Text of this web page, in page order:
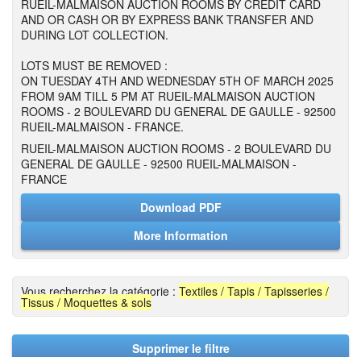
RUEIL-MALMAISON AUCTION ROOMS BY CREDIT CARD
AND OR CASH OR BY EXPRESS BANK TRANSFER AND
DURING LOT COLLECTION.
LOTS MUST BE REMOVED :
ON TUESDAY 4TH AND WEDNESDAY 5TH OF MARCH 2025
FROM 9AM TILL 5 PM AT RUEIL-MALMAISON AUCTION
ROOMS - 2 BOULEVARD DU GENERAL DE GAULLE - 92500
RUEIL-MALMAISON - FRANCE.
RUEIL-MALMAISON AUCTION ROOMS - 2 BOULEVARD DU
GENERAL DE GAULLE - 92500 RUEIL-MALMAISON -
FRANCE
Download PDF
More Information
Vous recherchez la catégorie : Textiles / Tapis / Tapisseries /
Tissus / Moquettes & sols
Supprimer le filtre